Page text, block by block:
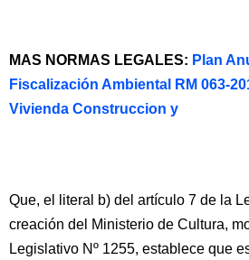
MAS NORMAS LEGALES: Plan
Fiscalización Ambiental RM 063-
Vivienda Construccion y
Que, el literal b) del artículo 7 de la
creación del Ministerio de Cultura,
Legislativo Nº 1255, establece que